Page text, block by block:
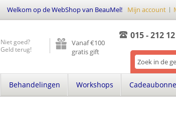
Mijn account
Welkom op de WebShop van BeauMel!
Niet goed?
Geld terug!
Vanaf €100
gratis gift
015 - 212
Behandelingen Workshops